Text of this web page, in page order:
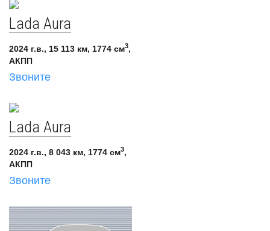
Lada Aura
2024 г.в., 15 113 км, 1774 см3,
АКПП
Звоните
Lada Aura
2024 г.в., 8 043 км, 1774 см3,
АКПП
Звоните